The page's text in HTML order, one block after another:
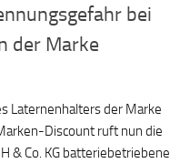
bei
der Marke
Laternenhalters der Marke
Discount ruft nun die
& Co. KG batteriebetriebene